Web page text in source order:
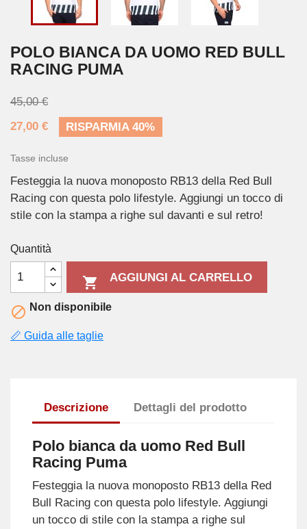
POLO BIANCA DA UOMO RED BULL
RACING PUMA
45,00 €
27,00 €
RISPARMIA 40%
Tasse incluse
Festeggia la nuova monoposto RB13 della Red Bull
Racing con questa polo lifestyle. Aggiungi un tocco di
stile con la stampa a righe sul davanti e sul retro!
Quantità
 AGGIUNGI AL CARRELLO
 Non disponibile
📏 Guida alle taglie
Descrizione Dettagli del prodotto
Polo bianca da uomo Red Bull
Racing Puma
Festeggia la nuova monoposto RB13 della Red
Bull Racing con questa polo lifestyle. Aggiungi
un tocco di stile con la stampa a righe sul